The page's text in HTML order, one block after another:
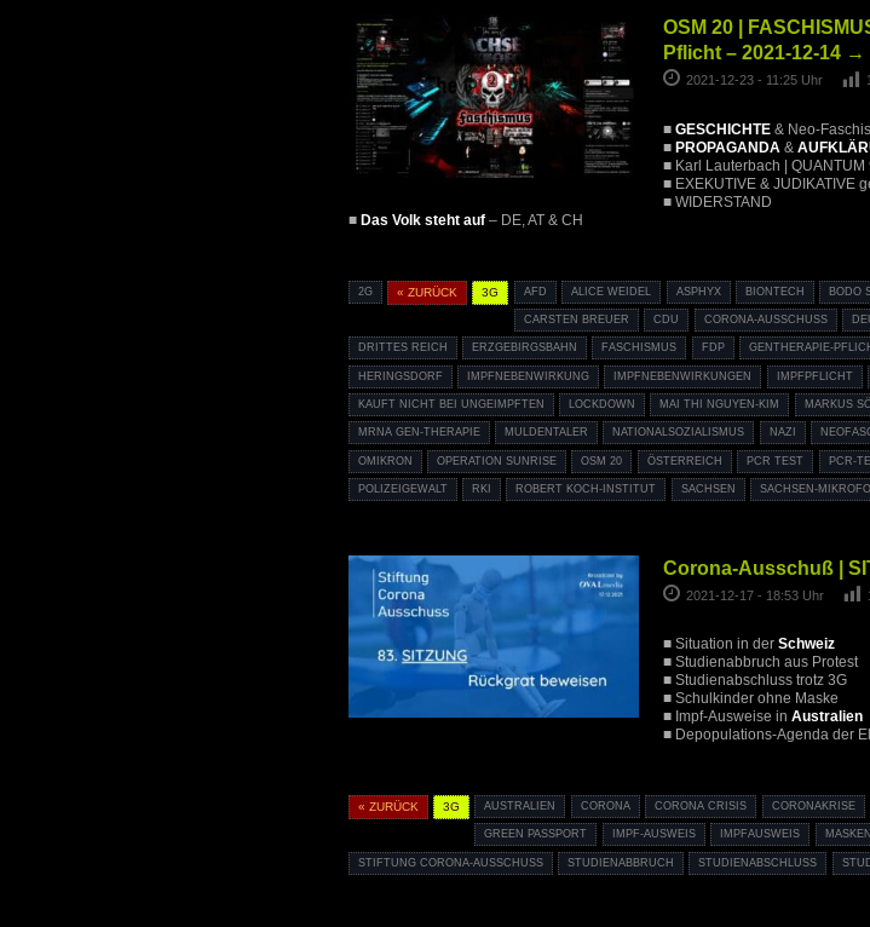
OSM 20 |
Pflicht – 2021-12-14
2021-12-23 - 11:25 Uhr
■ GESCHICHTE& Neo-
■ PROPAGANDA &
■ Karl Lauterbach | QUANTUM
■ EXEKUTIVE & JUDIKATIVE
■ WIDERSTAND
■ Das Volk steht auf– DE, AT & CH
2G « ZURÜCK 3G AFD ALICE WEIDEL ASPHYX BIONTECH BODO
CARSTEN BREUER CDU CORONA-AUSSCHUSS
DRITTES REICH ERZGEBIRGSBAHN FASCHISMUS FDP GENTHERAPIE-
HERINGSDORF IMPFNEBENWIRKUNG IMPFNEBENWIRKUNGEN IMPFPFLICHT
KAUFT NICHT BEI UNGEIMPFTEN LOCKDOWN MAI THI NGUYEN-KIM MARKUS
MRNA GEN-THERAPIE MULDENTALER NATIONALSOZIALISMUS NAZI
OMIKRON OPERATION SUNRISE OSM 20 ÖSTERREICH PCR TEST PCR-
POLIZEIGEWALT RKI ROBERT KOCH-INSTITUT SACHSEN SACHSEN-
Corona-Ausschuß |
2021-12-17 - 18:53 Uhr
■ Situation in der Schweiz
■ Studienabbruch aus Protest
■ Studienabschluss trotz 3G
■ Schulkinder ohne Maske
■ Impf-Ausweise in Australien
■ Depopulations-Agenda der
« ZURÜCK 3G AUSTRALIEN CORONA CORONA CRISIS CORONAKRISE
GREEN PASSPORT IMPF-AUSWEIS IMPFAUSWEIS
STIFTUNG CORONA-AUSSCHUSS STUDIENABBRUCH STUDIENABSCHLUSS